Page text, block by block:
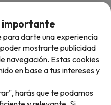
importante
para darte una experiencia
mostrarte publicidad
navegación. Estas cookies
en base a tus intereses y
harás que te podamos